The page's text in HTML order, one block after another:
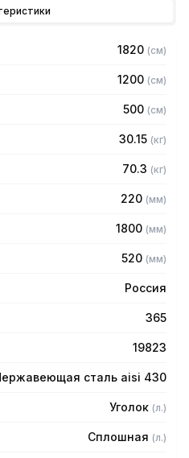
разборный
нержавеющей стали марки
регулируемое с шагом 50
виде
1820 (см)
1200 (см)
500 (см)
30.15 (кг)
70.3 (кг)
220 (мм)
1800 (мм)
520 (мм)
Россия
365
19823
сталь aisi 430
Уголок (л.)
Сплошная (л.)